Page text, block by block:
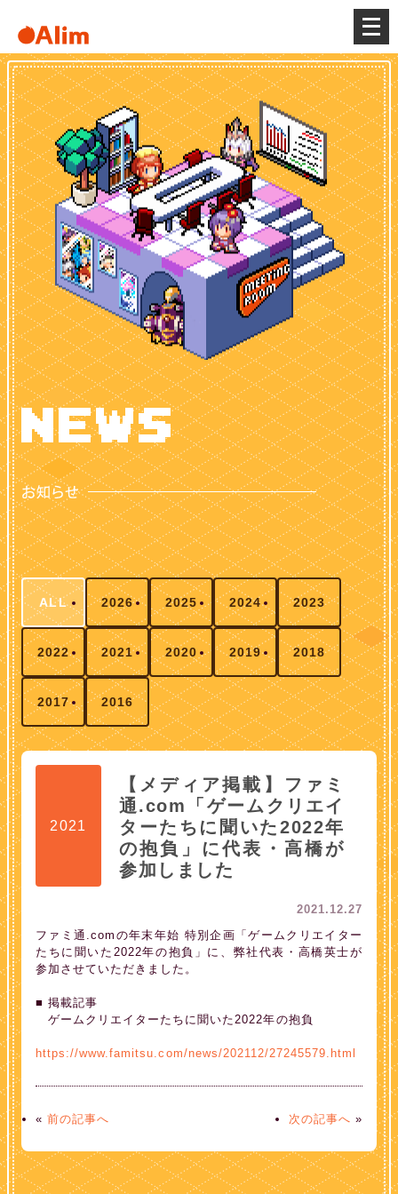
メ
ニ
ュ
ー
を
開
く
ALL 2026 2025 2024 2023
2022 2021 2020 2019 2018
2017 2016
2021
【メディア掲載】ファミ
通.com「ゲームクリエイ
ターたちに聞いた2022年
の抱負」に代表・高橋が
参加しました
2021.12.27
ファミ通.comの年末年始 特別企画「ゲームクリエイター
たちに聞いた2022年の抱負」に、弊社代表・高橋英士が
参加させていただきました。
■ 掲載記事
ゲームクリエイターたちに聞いた2022年の抱負
https://www.famitsu.com/news/202112/27245579.html
«前の記事へ 次の記事へ »